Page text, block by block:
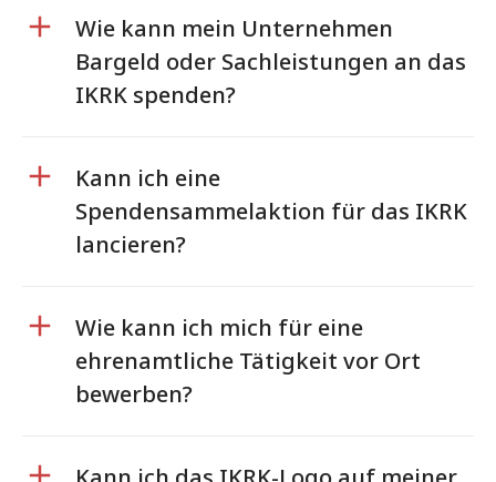
Wie kann mein Unternehmen
Bargeld oder Sachleistungen an das
IKRK spenden?
Kann ich eine
Spendensammelaktion für das IKRK
lancieren?
Wie kann ich mich für eine
ehrenamtliche Tätigkeit vor Ort
bewerben?